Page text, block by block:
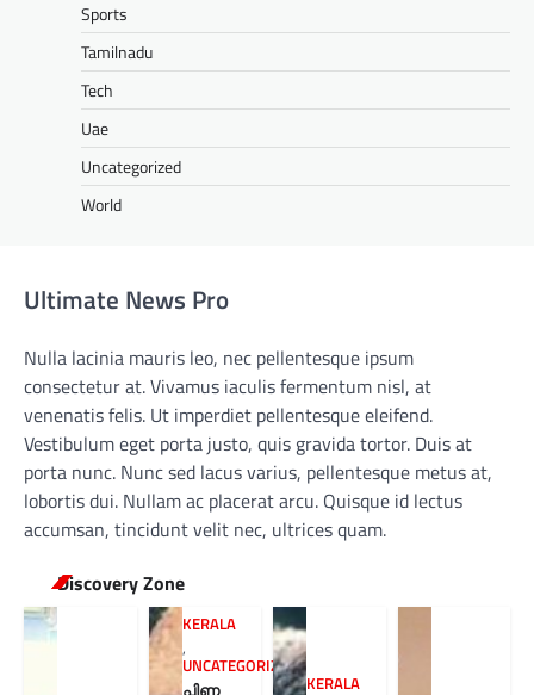
Sports
Tamilnadu
Tech
Uae
Uncategorized
World
Ultimate News Pro
Nulla lacinia mauris leo, nec pellentesque ipsum
consectetur at. Vivamus iaculis fermentum nisl, at
venenatis felis. Ut imperdiet pellentesque eleifend.
Vestibulum eget porta justo, quis gravida tortor. Duis at
porta nunc. Nunc sed lacus varius, pellentesque metus at,
lobortis dui. Nullam ac placerat arcu. Quisque id lectus
accumsan, tincidunt velit nec, ultrices quam.
Discovery Zone
KERALA
,
UNCATEGORIZED
KERALA